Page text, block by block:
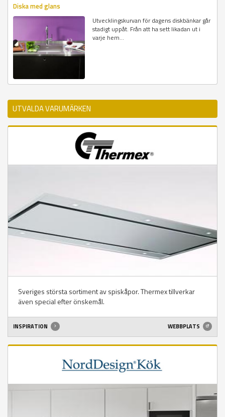
Diska med glans
Utvecklingskurvan för dagens diskbänkar går
stadigt uppåt. Från att ha sett likadan ut i
varje hem...
UTVALDA VARUMÄRKEN
Sveriges största sortiment av spiskåpor. Thermex tillverkar
även special efter önskemål.
INSPIRATION WEBBPLATS